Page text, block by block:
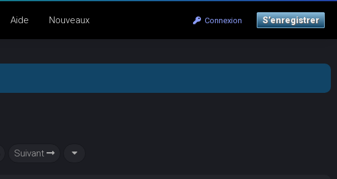
Connexion S’enregistrer
Aide Nouveaux
Suivant